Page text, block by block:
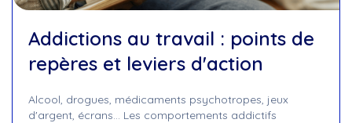
Addictions au travail : points de
repères et leviers d'action
Alcool, drogues, médicaments psychotropes, jeux
d'argent, écrans... Les comportements addictifs